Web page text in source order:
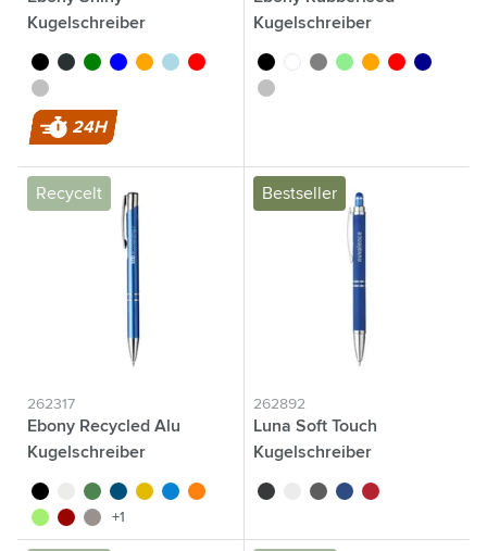
Kugelschreiber
noir anthracite
vert bleu orangebleu clair
rouge
argenté
24H
Kugelschreiber
noir blancgris vert clairorangerougebleu foncé
argenté
Recycelt
262317
Ebony Recycled Alu
Kugelschreiber
noir blancvert bleu jaunebleu clair
orange
vert clairrougegris foncé
+1
Bestseller
262892
Luna Soft Touch
Kugelschreiber
noir blancgris bleu rouge